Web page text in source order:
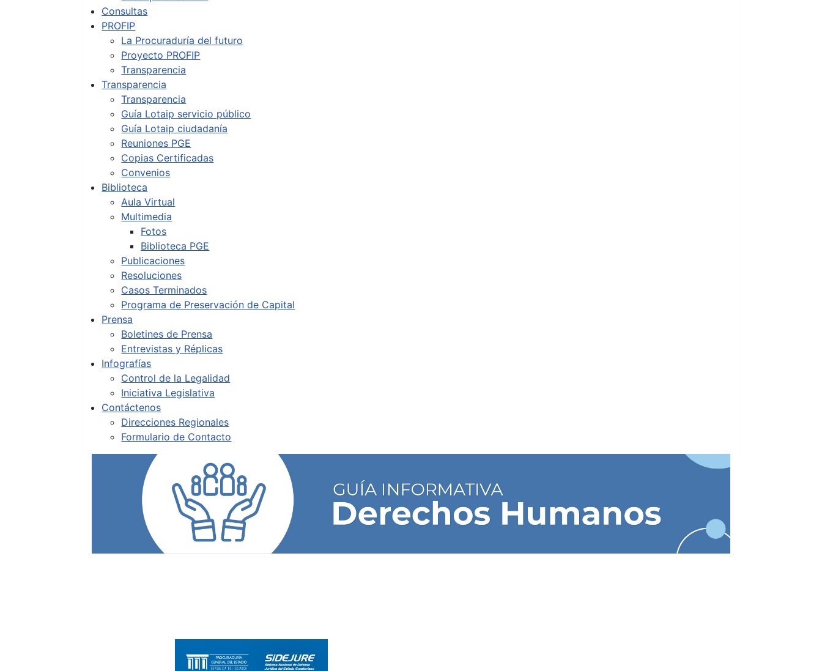
Consultas
PROFIP
La Procuraduría del futuro
Proyecto PROFIP
Transparencia
Transparencia
Transparencia
Guía Lotaip servicio público
Guía Lotaip ciudadanía
Reuniones PGE
Copias Certificadas
Convenios
Biblioteca
Aula Virtual
Multimedia
Fotos
Biblioteca PGE
Publicaciones
Resoluciones
Casos Terminados
Programa de Preservación de Capital
Prensa
Boletines de Prensa
Entrevistas y Réplicas
Infografías
Control de la Legalidad
Iniciativa Legislativa
Contáctenos
Direcciones Regionales
Formulario de Contacto